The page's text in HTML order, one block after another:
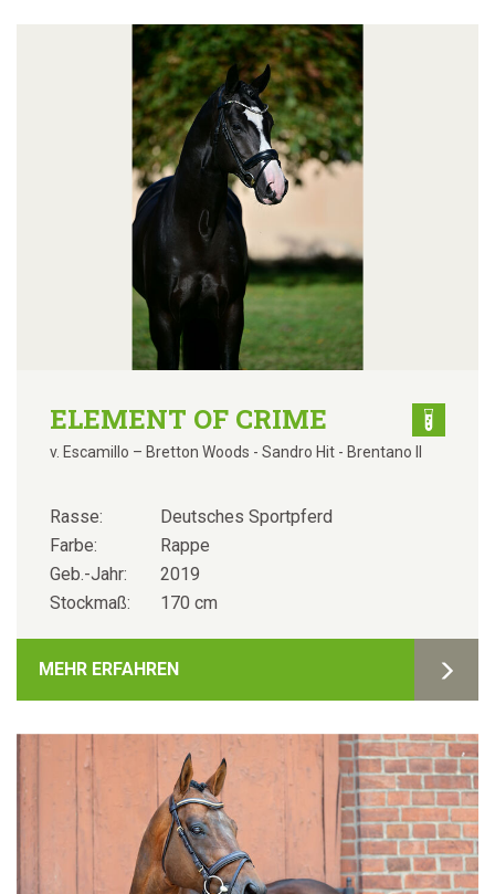
ELEMENT OF CRIME
v. Escamillo – Bretton Woods - Sandro Hit - Brentano II
Rasse:
Deutsches Sportpferd
Farbe:
Rappe
Geb.-Jahr:
2019
Stockmaß:
170 cm
MEHR ERFAHREN